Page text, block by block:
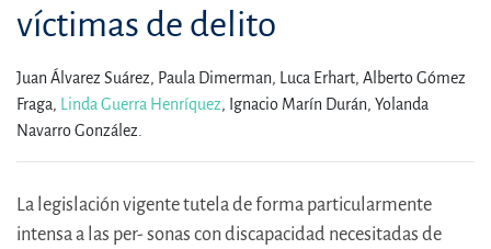
víctimas de delito
Juan Álvarez Suárez, Paula Dimerman, Luca Erhart, Alberto Gómez
Fraga, Linda Guerra Henríquez, Ignacio Marín Durán, Yolanda
Navarro González.
La legislación vigente tutela de forma particularmente
intensa a las per- sonas con discapacidad necesitadas de